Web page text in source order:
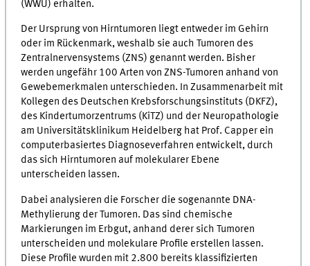
(WWU) erhalten.
Der Ursprung von Hirntumoren liegt entweder im Gehirn
oder im Rückenmark, weshalb sie auch Tumoren des
Zentralnervensystems (ZNS) genannt werden. Bisher
werden ungefähr 100 Arten von ZNS-Tumoren anhand von
Gewebemerkmalen unterschieden. In Zusammenarbeit mit
Kollegen des Deutschen Krebsforschungsinstituts (DKFZ),
des Kindertumorzentrums (KiTZ) und der Neuropathologie
am Universitätsklinikum Heidelberg hat Prof. Capper ein
computerbasiertes Diagnoseverfahren entwickelt, durch
das sich Hirntumoren auf molekularer Ebene
unterscheiden lassen.
Dabei analysieren die Forscher die sogenannte DNA-
Methylierung der Tumoren. Das sind chemische
Markierungen im Erbgut, anhand derer sich Tumoren
unterscheiden und molekulare Profile erstellen lassen.
Diese Profile wurden mit 2.800 bereits klassifizierten